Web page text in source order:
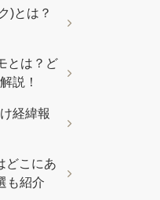
)とは？
とは？ど
説！
経緯報
どこにあ
も紹介